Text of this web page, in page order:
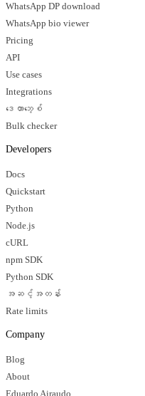
WhatsApp DP download
WhatsApp bio viewer
Pricing
API
Use cases
Integrations
ဒေတာဘေ့စ်
Bulk checker
Developers
Docs
Quickstart
Python
Node.js
cURL
npm SDK
Python SDK
အဆင့်အတန်း
Rate limits
Company
Blog
About
Eduardo Airaudo